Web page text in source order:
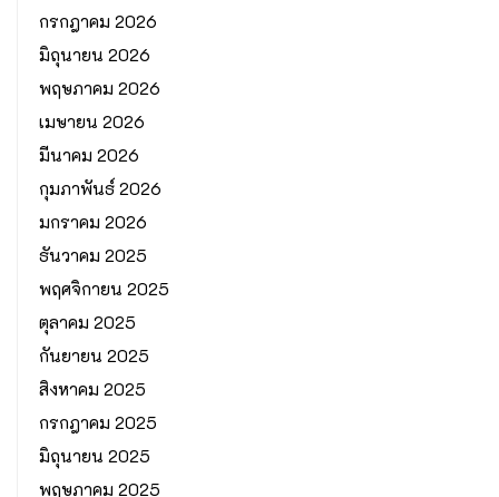
กรกฎาคม 2026
มิถุนายน 2026
พฤษภาคม 2026
เมษายน 2026
มีนาคม 2026
กุมภาพันธ์ 2026
มกราคม 2026
ธันวาคม 2025
พฤศจิกายน 2025
ตุลาคม 2025
กันยายน 2025
สิงหาคม 2025
กรกฎาคม 2025
มิถุนายน 2025
พฤษภาคม 2025